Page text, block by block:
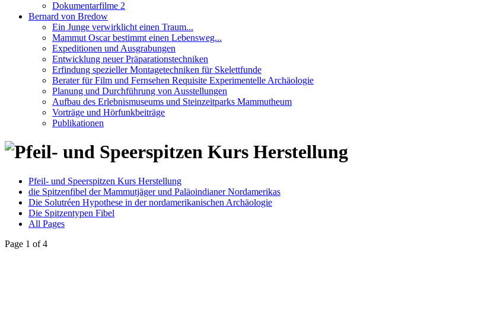
Dokumentarfilme 2
Bernard von Bredow
Ein Junge verwirklicht einen Traum...
Mammut Oscar bestimmt einen Lebensweg...
Expeditionen und Ausgrabungen
Entwicklung neuer Präparationstechniken
Erfindung spezieller Montagetechniken für Skelettfunde
Berater für Film und Fernsehen Requisite Experimentelle Archäologie
Planung und Durchführung von Ausstellungen
Aufbau des Erlebnismuseums und Steinzeitparks Mammutheum
Vorträge und Hörfunkbeiträge
Publikationen
Pfeil- und Speerspitzen Kurs Herstellung
die Spitzenfibel der Mammutjäger und Paläoindianer Nordamerikas
Die Solutréen Hypothese in der nordamerikanischen Archäologie
Die Spitzentypen Fibel
All Pages
Page 1 of 4